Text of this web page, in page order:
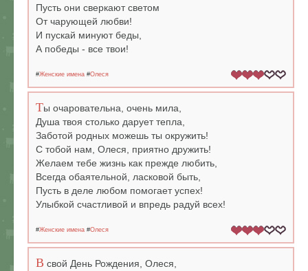
Пусть они сверкают светом
От чарующей любви!
И пускай минуют беды,
А победы - все твои!
#Женские имена #Олеся
Ты очаровательна, очень мила,
Душа твоя столько дарует тепла,
Заботой родных можешь ты окружить!
С тобой нам, Олеся, приятно дружить!
Желаем тебе жизнь как прежде любить,
Всегда обаятельной, ласковой быть,
Пусть в деле любом помогает успех!
Улыбкой счастливой и впредь радуй всех!
#Женские имена #Олеся
В свой День Рождения, Олеся,